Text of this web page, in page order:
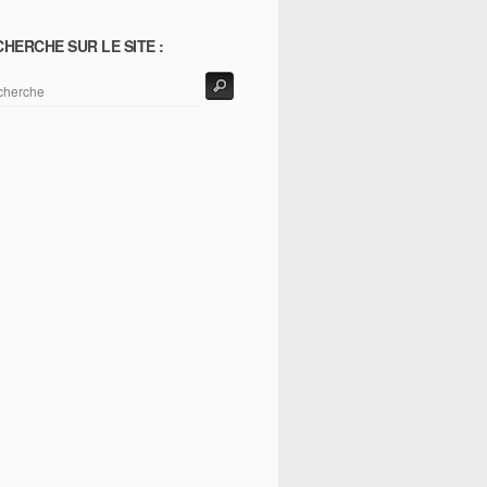
SUR LE SITE :